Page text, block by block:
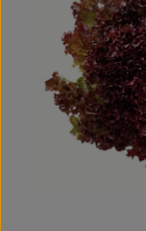
Kühltheke
Veganes
Brot
Speisekammer